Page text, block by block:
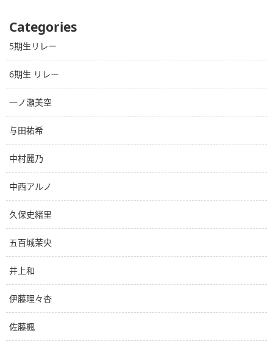
Categories
5期生リレー
6期生 リレー
一ノ瀬美空
与田祐希
中村麗乃
中西アルノ
久保史緒里
五百城茉央
井上和
伊藤理々杏
佐藤楓